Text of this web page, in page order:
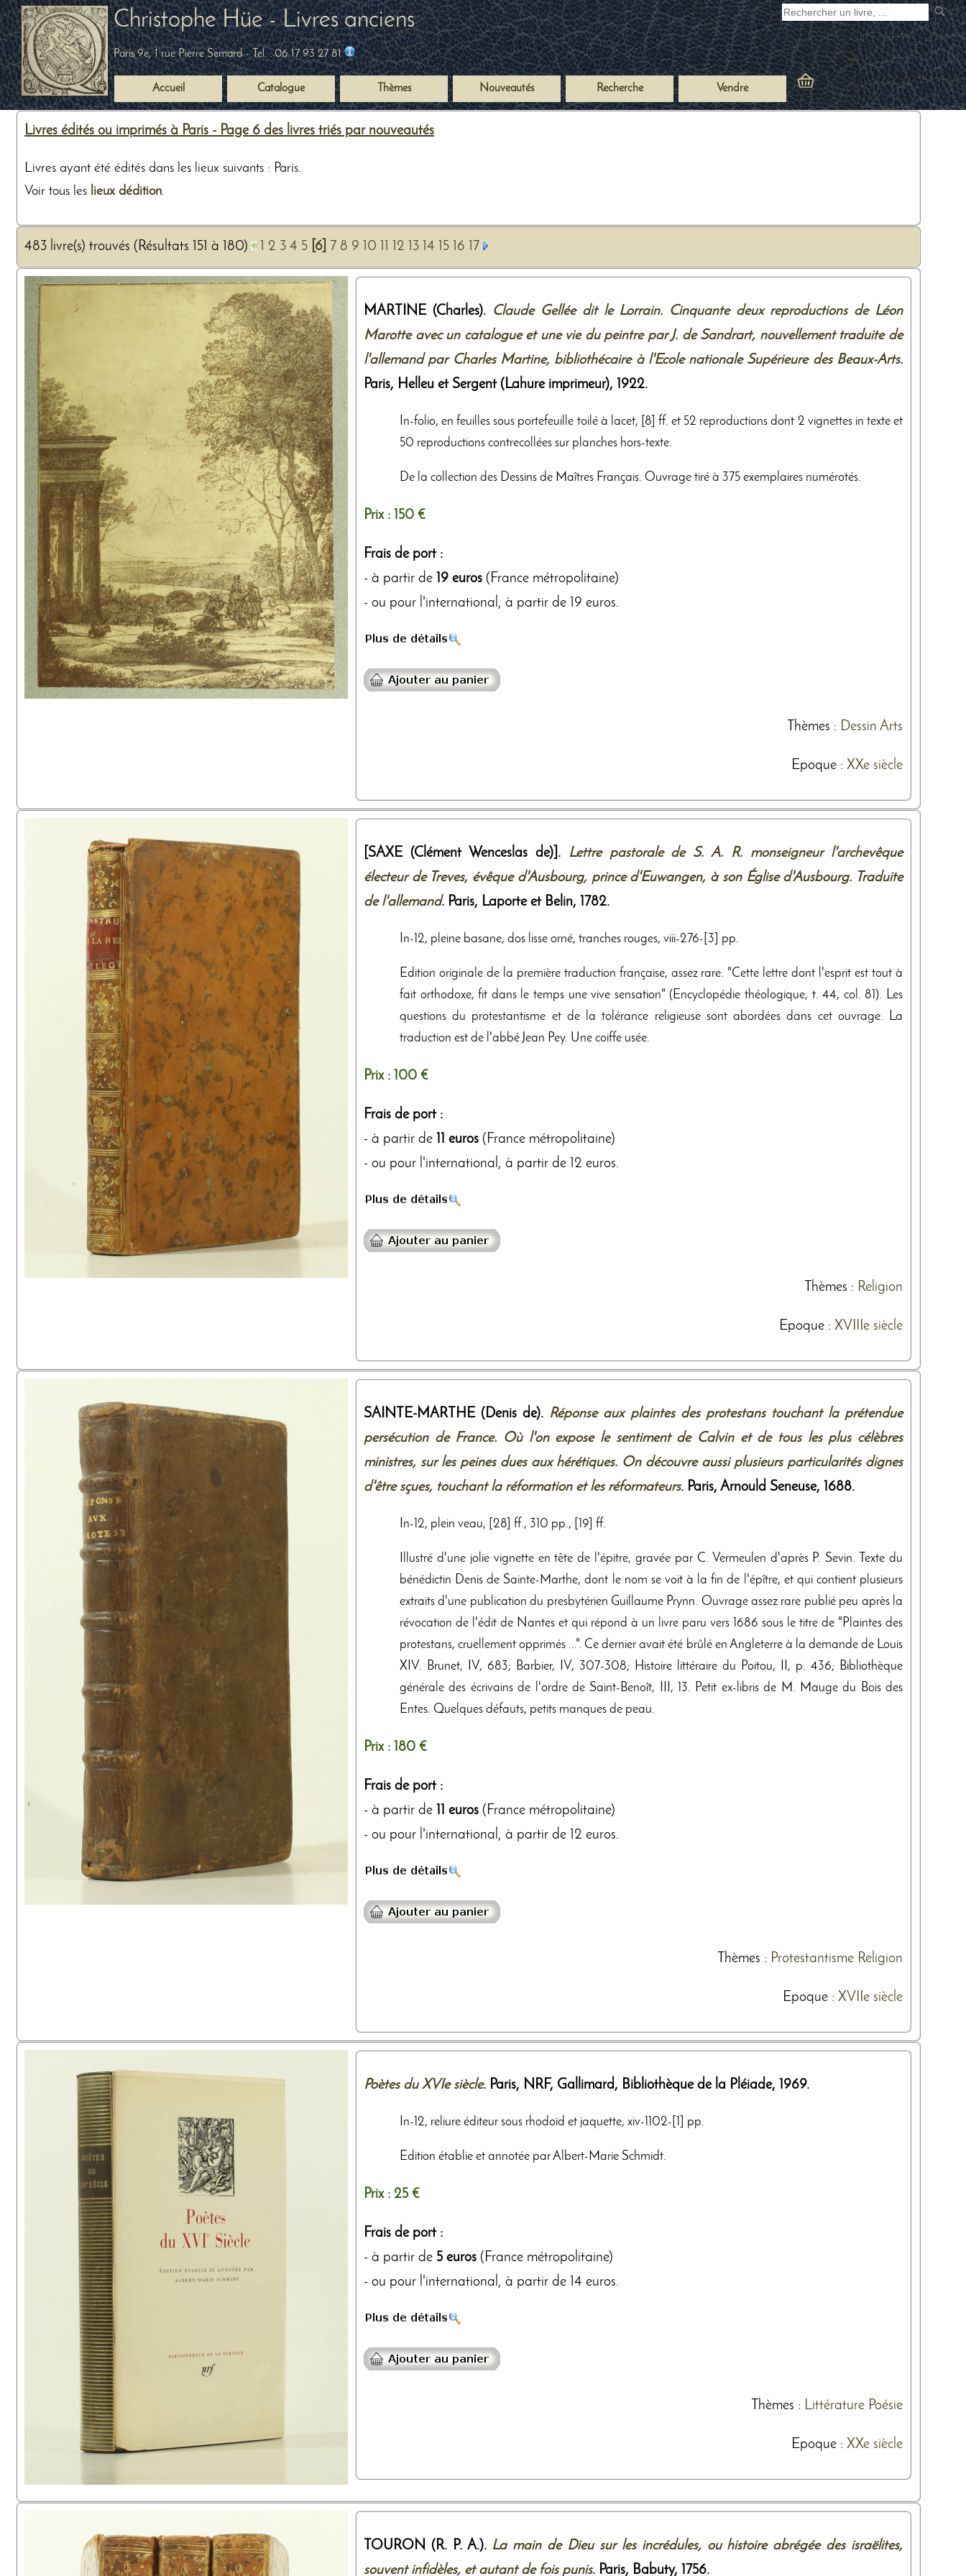
Christophe Hüe - Livres anciens
Paris 9e, 1 rue Pierre Semard- Tel. :06 17 93 27 81
Accueil Catalogue Thèmes Nouveautés Recherche Vendre
Livres édités ou imprimés à Paris - Page 6 des livres triés par nouveautés
Livres ayant été édités dans les lieux suivants : Paris.
Voir tous les lieux dédition.
483 livre(s) trouvés (Résultats 151 à 180) 2 3 4 5 [6] 7 8 9 10 12 13 14 15 16 17
MARTINE (Charles). Claude Gellée dit le Lorrain. Cinquante deux reproductions de Léon
Marotte avec un catalogue et une vie du peintre par J. de Sandrart, nouvellement traduite de
l'allemand par Charles Martine, bibliothécaire à l'Ecole nationale Supérieure des Beaux-Arts.
Paris, Helleu et Sergent (Lahure imprimeur), 1922.
In-folio, en feuilles sous portefeuille toilé à lacet, [8] ff. et 52 reproductions dont 2 vignettes in texte et
50 reproductions contrecollées sur planches hors-texte.
De la collection des Dessins de Maîtres Français. Ouvrage tiré à 375 exemplaires numérotés.
Prix : 150 €
Frais de port :
- à partir de 19 euros (France métropolitaine)
- ou pour l'international, à partir de 19 euros.
Thèmes : Dessin Arts
Epoque : XXe siècle
[SAXE (Clément Wenceslas de)].
Lettre pastorale de S. A. R. monseigneur l'archevêque
électeur de Treves, évêque d'Ausbourg, prince d'Euwangen, à son Église d'Ausbourg. Traduite
de l'allemand. Paris, Laporte et Belin, 1782.
In-12, pleine basane, dos lisse orné, tranches rouges, viii-276-[3] pp.
Edition originale de la première traduction française, assez rare. "Cette lettre dont l'esprit est tout à
fait orthodoxe, fit dans le temps une vive sensation" (Encyclopédie théologique, t. 44, col. 81). Les
questions du protestantisme et de la tolérance religieuse sont abordées dans cet ouvrage. La
traduction est de l'abbé Jean Pey. Une coiffe usée.
Prix : 100 €
Frais de port :
- à partir de 11 euros (France métropolitaine)
- ou pour l'international, à partir de 12 euros.
Thèmes : Religion
Epoque : XVIIIe siècle
SAINTE-MARTHE (Denis de). Réponse aux plaintes des protestans touchant la prétendue
persécution de France. Où l'on expose le sentiment de Calvin et de tous les plus célèbres
ministres, sur les peines dues aux hérétiques. On découvre aussi plusieurs particularités dignes
d'être sçues, touchant la réformation et les réformateurs. Paris, Arnould Seneuse, 1688.
In-12, plein veau, [28] ff., 310 pp., [19] ff.
Illustré d'une jolie vignette en tête de l'épitre, gravée par C. Vermeulen d'après P. Sevin. Texte du
bénédictin Denis de Sainte-Marthe, dont le nom se voit à la fin de l'épître, et qui contient plusieurs
extraits d'une publication du presbytérien Guillaume Prynn. Ouvrage assez rare publié peu après la
révocation de l'édit de Nantes et qui répond à un livre paru vers 1686 sous le titre de "Plaintes des
protestans, cruellement opprimés ...". Ce dernier avait été brûlé en Angleterre à la demande de Louis
XIV. Brunet, IV, 683; Barbier, IV, 307-308; Histoire littéraire du Poitou, II, p. 436; Bibliothèque
générale des écrivains de l'ordre de Saint-Benoît, III, 13. Petit ex-libris de M. Mauge du Bois des
Entes. Quelques défauts, petits manques de peau.
Prix : 180 €
Frais de port :
- à partir de 11 euros (France métropolitaine)
- ou pour l'international, à partir de 12 euros.
Thèmes : Protestantisme Religion
Epoque : XVIIe siècle
Poètes du XVIe siècle. Paris, NRF, Gallimard, Bibliothèque de la Pléiade, 1969.
In-12, reliure éditeur sous rhodoïd et jaquette, xiv-1102-[1] pp.
Edition établie et annotée par Albert-Marie Schmidt.
Prix : 25 €
Frais de port :
- à partir de 5 euros (France métropolitaine)
- ou pour l'international, à partir de 14 euros.
Thèmes : Littérature Poésie
Epoque : XXe siècle
TOURON (R. P. A.). La main de Dieu sur les incrédules, ou histoire abrégée des israëlites,
souvent infidèles, et autant de fois punis. Paris, Babuty, 1756.